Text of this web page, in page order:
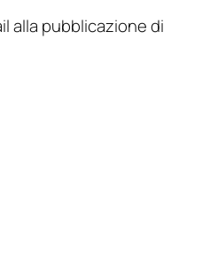
alla pubblicazione di